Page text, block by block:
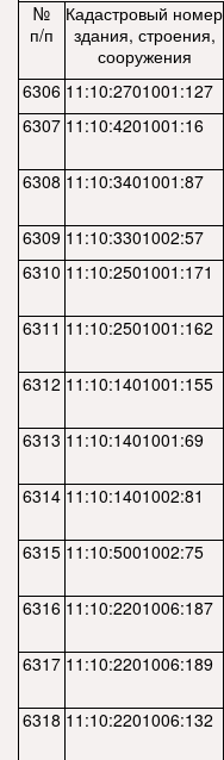
№
п/п
Кадастровый номер
здания, строения,
сооружения
6306 11:10:2701001:127
6307 11:10:4201001:16
6308 11:10:3401001:87
6309 11:10:3301002:57
6310 11:10:2501001:171
6311 11:10:2501001:162
6312 11:10:1401001:155
6313 11:10:1401001:69
6314 11:10:1401002:81
6315 11:10:5001002:75
6316 11:10:2201006:187
6317 11:10:2201006:189
6318 11:10:2201006:132